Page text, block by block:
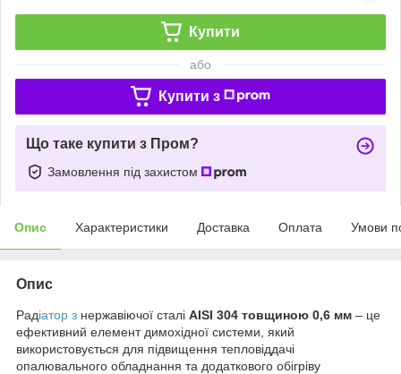
Купити
або
Купити з
Що таке купити з Пром?
Замовлення під захистом
Опис Характеристики Доставка Оплата Умови
Опис
Радіатор з нержавіючої сталі AISI 304 товщиною 0,6 мм – це
ефективний елемент димохідної системи, який
використовується для підвищення тепловіддачі
опалювального обладнання та додаткового обігріву